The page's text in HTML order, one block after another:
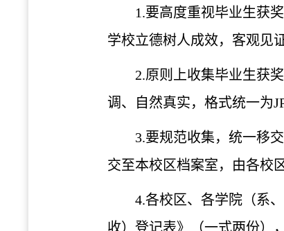
1.要高度重视毕业生获
学校立德树人成效，客观见
2.原则上收集毕业生获
调、自然真实，格式统一为
3.要规范收集，统一移
交至本校区档案室，由各校
4.各校区、各学院（系
收）登记表》（一式两份）